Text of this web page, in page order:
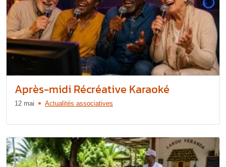
Après-midi Récréative Karaoké
12 mai Actualités associatives